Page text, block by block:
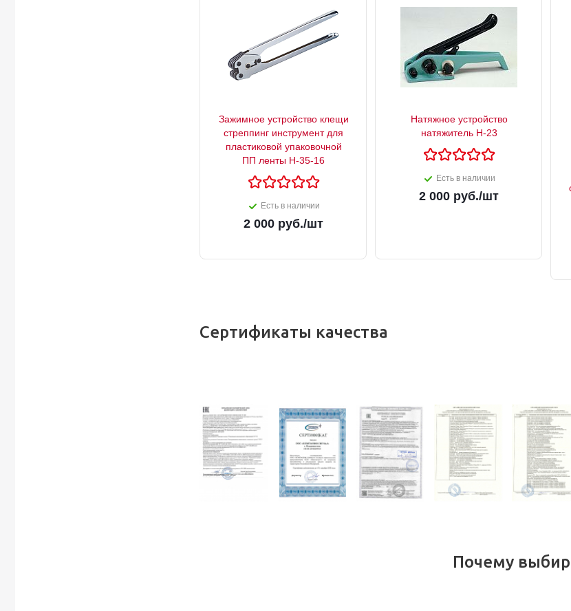
Зажимное устройство клещи
стреппинг инструмент для
пластиковой упаковочной
ПП ленты Н-35-16
Есть в наличии
2 000 руб./шт
Натяжное устройство
натяжитель Н-23
Есть в наличии
2 000 руб./шт
Сертификаты качества
Почему